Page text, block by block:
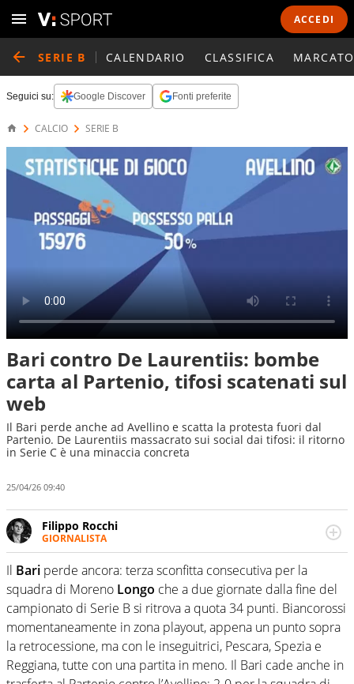
ACCEDI
SERIE B CALENDARIO CLASSIFICA
Seguici su: Google Discover Fonti preferite
CALCIO SERIE B
Bari contro De Laurentiis: bombe
carta al Partenio, tifosi scatenati sul
web
Il Bari perde anche ad Avellino e scatta la protesta fuori dal
Partenio. De Laurentiis massacrato sui social dai tifosi: il ritorno
in Serie C è una minaccia concreta
25/04/26 09:40
Filippo Rocchi
GIORNALISTA
Cresciuto tra una staccata di Alonso, un dritto di Federer
e un fade away di Kobe, il calcio ha la meglio. Ha seguito
diverse manifestazioni sportive e non. Ama scoprire
nuove storie e raccontarle.
Il Bari perde ancora: terza sconfitta consecutiva per la
squadra di Moreno Longo che a due giornate dalla fine del
campionato di Serie B si ritrova a quota 34 punti. Biancorossi
momentaneamente in zona playout, appena un punto sopra
la retrocessione, ma con le inseguitrici, Pescara, Spezia e
Reggiana, tutte con una partita in meno. Il Bari cade anche in